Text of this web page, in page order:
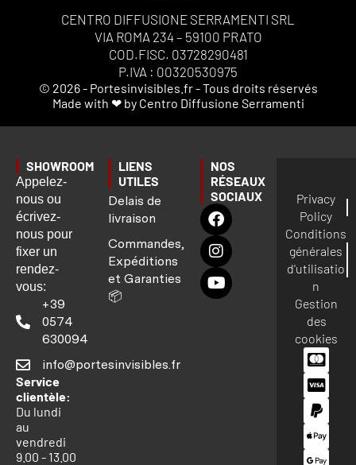
CENTRO DIFFUSIONE SERRAMENTI SRL
VIA ROMA 234 – 59100 PRATO
COD.FISC. 03728290481
P.IVA : 00320530975
© 2026 - Portesinvisibles.fr - Tous droits réservés
Made with ❤ by Centro Diffusione Serramenti
SHOWROOM
Appelez-
nous ou
écrivez-
nous pour
fixer un
rendez-
vous:
+39
0574
630094
info@portesinvisibles.fr
Service
clientèle:
Du lundi
au
vendredi
9.00 - 13.00
LIENS
UTILES
Delais de
livraison
Commandes,
Expéditions
et Garanties
📦
NOS
RÉSEAUX
SOCIAUX
Privacy
Policy
Conditions
générales
d'utilisatio
n
Gestion
des
cookies